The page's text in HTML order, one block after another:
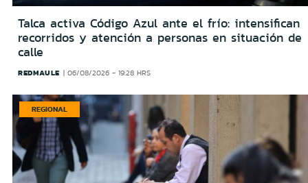
Talca activa Código Azul ante el frío: intensifican
recorridos y atención a personas en situación de
calle
REDMAULE 06/08/2026 - 19:28 HRS
REGIONAL